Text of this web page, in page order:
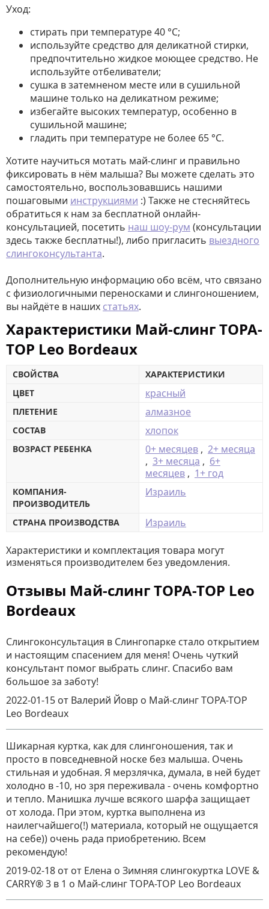
Уход:
стирать при температуре 40 °C;
используйте средство для деликатной стирки,
предпочтительно жидкое моющее средство. Не
используйте отбеливатели;
сушка в затемненом месте или в сушильной
машине только на деликатном режиме;
избегайте высоких температур, особенно в
сушильной машине;
гладить при температуре не более 65 °C.
Хотите научиться мотать май-слинг и правильно
фиксировать в нём малыша? Вы можете сделать это
самостоятельно, воспользовавшись нашими
пошаговыми инструкциями :) Также не стесняйтесь
обратиться к нам за бесплатной онлайн-
консультацией, посетить наш шоу-рум (консультации
здесь также бесплатны!), либо пригласить выездного
слингоконсультанта.
Дополнительную информацию обо всём, что связано
с физиологичными переносками и слингоношением,
вы найдёте в наших статьях.
Характеристики Май-слинг TOPA-
TOP Leo Bordeaux
СВОЙСТВА
ХАРАКТЕРИСТИКИ
ЦВЕТ
красный
ПЛЕТЕНИЕ алмазное
СОСТАВ хлопок
ВОЗРАСТ РЕБЕНКА 0+ месяцев , 2+ месяца
, 3+ месяца , 6+
месяцев , 1+ год
КОМПАНИЯ-
ПРОИЗВОДИТЕЛЬ
Израиль
СТРАНА ПРОИЗВОДСТВА Израиль
Характеристики и комплектация товара могут
изменяться производителем без уведомления.
Отзывы Май-слинг TOPA-TOP Leo
Bordeaux
Слингоконсультация в Слингопарке стало открытием
и настоящим спасением для меня! Очень чуткий
консультант помог выбрать слинг. Спасибо вам
большое за заботу!
2022-01-15 от Валерий Йовр о Май-слинг TOPA-TOP
Leo Bordeaux
Шикарная куртка, как для слингоношения, так и
просто в повседневной носке без малыша. Очень
стильная и удобная. Я мерзлячка, думала, в ней будет
холодно в -10, но зря переживала - очень комфортно
и тепло. Манишка лучше всякого шарфа защищает
от холода. При этом, куртка выполнена из
наилегчайшего(!) материала, который не ощущается
на себе)) очень рада приобретению. Всем
рекомендую!
2019-02-18 от от Елена о Зимняя слингокуртка LOVE &
CARRY® 3 в 1 о Май-слинг TOPA-TOP Leo Bordeaux